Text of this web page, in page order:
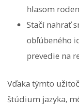
hlasom
Stačí nahrať
obľúbeného
prevedie na
Vďaka týmto
štúdium jazyka,